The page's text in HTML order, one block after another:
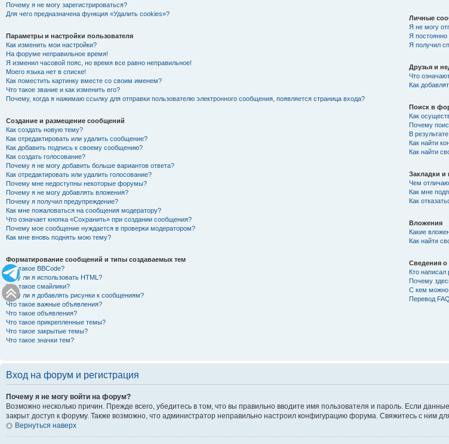
Почему я не могу зарегистрироваться?
Для чего предназначена функция «Удалить cookies»?
Параметры и настройки пользователя
Как изменить мои настройки?
На форуме неправильное время!
Я изменил часовой пояс, но время все равно неправильное!
Моего языка нет в списке!
Как поместить картинку вместе со своим именем?
Что такое звание и как изменить его?
Почему, когда я нажимаю ссылку для отправки пользователю электронного сообщения, появляется страница входа?
Создание и размещение сообщений
Как создать новую тему?
Как отредактировать или удалить сообщение?
Как добавить подпись к своему сообщению?
Как создать голосование?
Почему я не могу добавить больше вариантов ответа?
Как отредактировать или удалить голосование?
Почему мне недоступны некоторые форумы?
Почему я не могу добавлять вложения?
Почему я получил предупреждение?
Как мне пожаловаться на сообщения модератору?
Что означает кнопка «Сохранить» при создании сообщения?
Почему мое сообщение нуждается в проверки модератором?
Как мне вновь поднять мою тему?
Форматирование сообщений и типы создаваемых тем
Что такое BBCode?
Могу ли я использовать HTML?
Что такое смайлики?
Могу ли я добавлять рисунки к сообщениям?
Что такое важные объявления?
Что такое объявления?
Что такое прикрепленные темы?
Что такое закрытые темы?
Что такое значки тем?
Личные
Я не могу
Я
Я получил
Друзья и
Что
Как
Поиск в
Как
Почему
В
Как найти
Как найти
Закладки и
Чем
Как мне
Как
Вложения
Какие
Как найти
Сведения о
Кто написал
Почему
С кем можно
Перевод FAQ
Вход на форум и регистрация
Почему я не могу войти на форум?
Возможно несколько причин. Прежде всего, убедитесь в том, что вы правильно вводите имя пользователя и пароль. Если
закрыт доступ к форуму. Также возможно, что администратор неправильно настроил конфигурацию форума. Свяжитесь с ним
Вернуться наверх